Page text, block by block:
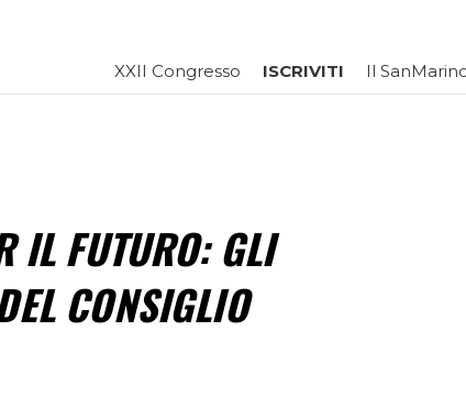
XXII Congresso ISCRIVITI Il
IL FUTURO: GLI
CONSIGLIO